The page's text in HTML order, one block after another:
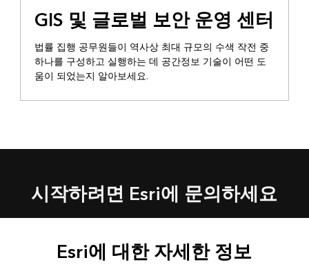
GIS 및 글로벌 보안 운영 센터
법률 집행 공무원들이 역사상 최대 규모의 수색 작전 중
하나를 구성하고 실행하는 데 공간정보 기술이 어떤 도
움이 되었는지 알아보세요.
시작하려면 Esri에 문의하세요
Esri에 대한 자세한 정보